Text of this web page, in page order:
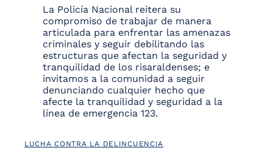
La Policía Nacional reitera su
compromiso de trabajar de manera
articulada para enfrentar las amenazas
criminales y seguir debilitando las
estructuras que afectan la seguridad y
tranquilidad de los risaraldenses; e
invitamos a la comunidad a seguir
denunciando cualquier hecho que
afecte la tranquilidad y seguridad a la
línea de emergencia 123.
LUCHA CONTRA LA DELINCUENCIA